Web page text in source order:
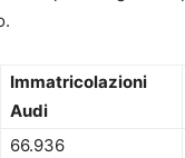
Immatricolazioni
Audi
66.936